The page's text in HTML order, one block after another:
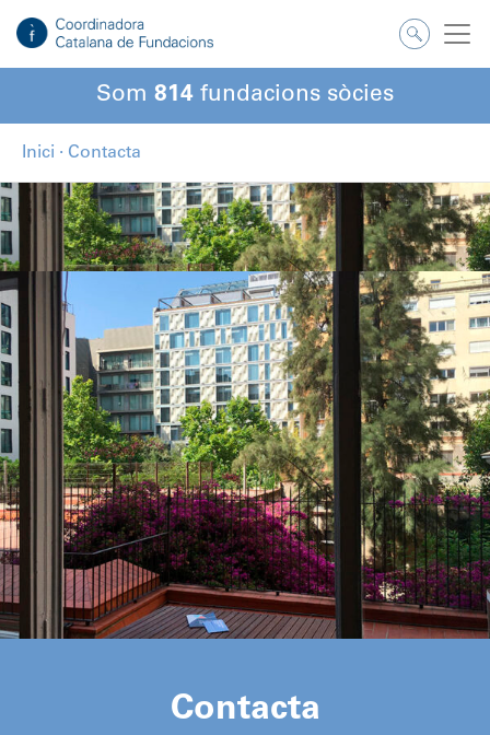
Som 814 fundacions sòcies
Inici · Contacta
Contacta